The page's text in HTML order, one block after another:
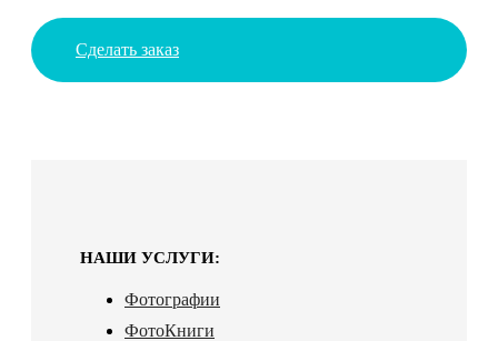
Сделать заказ
НАШИ УСЛУГИ:
Фотографии
ФотоКниги